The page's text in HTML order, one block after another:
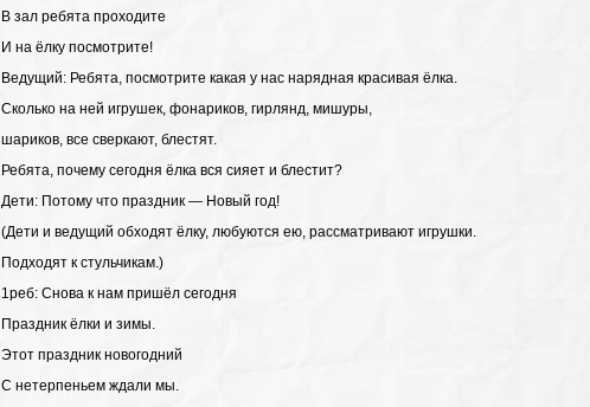
В зал ребята проходите
И на ёлку посмотрите!
Ведущий: Ребята, посмотрите какая у нас нарядная красивая ёлка.
Сколько на ней игрушек, фонариков, гирлянд, мишуры,
шариков, все сверкают, блестят.
Ребята, почему сегодня ёлка вся сияет и блестит?
Дети: Потому что праздник — Новый год!
(Дети и ведущий обходят ёлку, любуются ею, рассматривают игрушки.
Подходят к стульчикам.)
1реб: Снова к нам пришёл сегодня
Праздник ёлки и зимы.
Этот праздник новогодний
С нетерпеньем ждали мы.